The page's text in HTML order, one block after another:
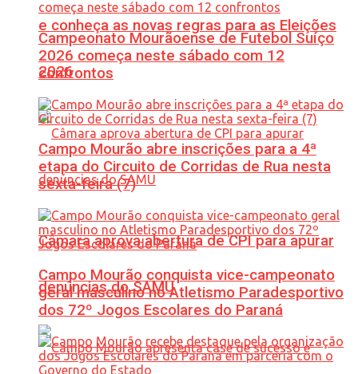
e conheça as novas regras para as Eleições
2026
Câmara aprova abertura de CPI para apurar
denúncias do SAMU
Campeonato Mourãoense de Futebol Suíço
2026 começa neste sábado com 12
confrontos
Campo Mourão abre inscrições para a 4ª
etapa do Circuito de Corridas de Rua nesta
sexta-feira (7)
Campo Mourão conquista vice-campeonato
geral masculino no Atletismo Paradesportivo
dos 72º Jogos Escolares do Paraná